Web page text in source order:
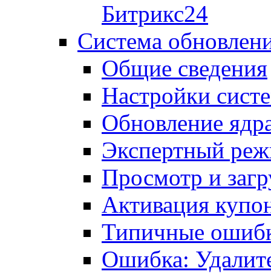
Битрикс24
Система
Общие сведения
Настройки
Обновление
Экспертный
Просмотр и
Активация
Типичные
Ошибка: